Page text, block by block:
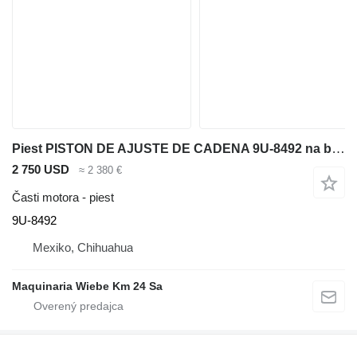
Piest PISTON DE AJUSTE DE CADENA 9U-8492 na buldozéra Caterpillar D6R
2 750 USD ≈ 2 380 €
Časti motora - piest
9U-8492
Mexiko, Chihuahua
Maquinaria Wiebe Km 24 Sa